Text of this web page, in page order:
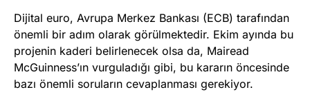
Dijital euro, Avrupa Merkez Bankası (ECB) tarafından
önemli bir adım olarak görülmektedir. Ekim ayında bu
projenin kaderi belirlenecek olsa da, Mairead
McGuinness’ın vurguladığı gibi, bu kararın öncesinde
bazı önemli soruların cevaplanması gerekiyor.